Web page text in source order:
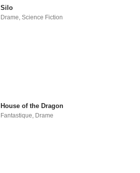
Silo
Drame,Science Fiction
House of the Dragon
Fantastique, Drame